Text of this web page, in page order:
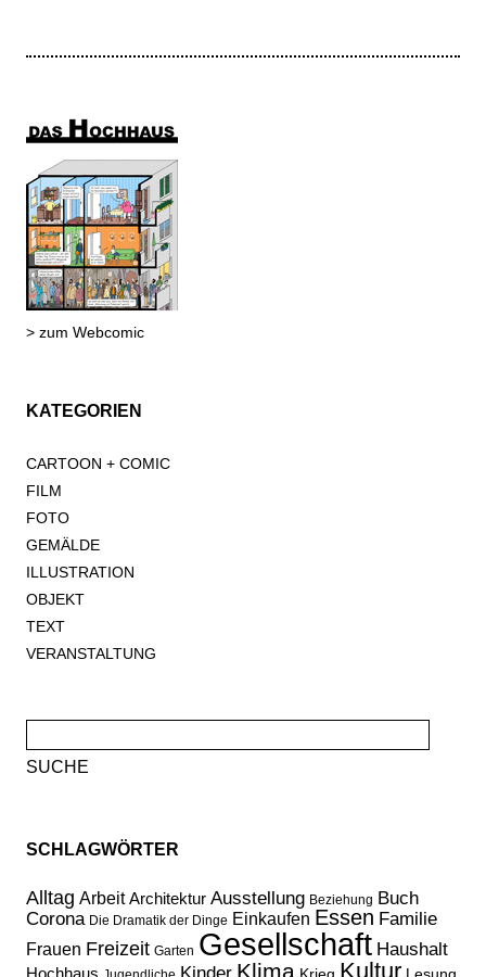
> zum Webcomic
KATEGORIEN
CARTOON + COMIC
FILM
FOTO
GEMÄLDE
ILLUSTRATION
OBJEKT
TEXT
VERANSTALTUNG
nach:
SCHLAGWÖRTER
Alltag Arbeit Architektur Ausstellung Beziehung Buch
Corona Die Dramatik der Dinge Einkaufen Essen Familie
Frauen Freizeit Garten Gesellschaft Haushalt
Klima Kultur